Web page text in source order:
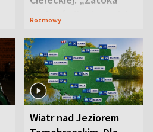
szpiegów” od razu ich
Rozmowy
Wiatr nad Jeziorem